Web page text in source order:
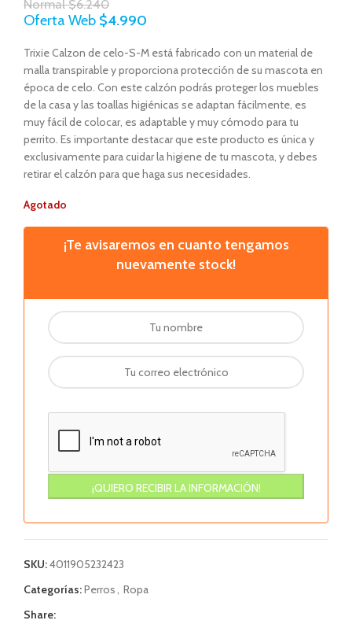
Normal$6.240
Oferta Web $4.990
Trixie Calzon de celo-S-M está fabricado con un material de
malla transpirable y proporciona protección de su mascota en
época de celo. Con este calzón podrás proteger los muebles
de la casa y las toallas higiénicas se adaptan fácilmente, es
muy fácil de colocar, es adaptable y muy cómodo para tu
perrito. Es importante destacar que este producto es única y
exclusivamente para cuidar la higiene de tu mascota, y debes
retirar el calzón para que haga sus necesidades.
Agotado
¡Te avisaremos en cuanto tengamos
nuevamente stock!
SKU:4011905232423
Categorías:Perros, Ropa
Share: